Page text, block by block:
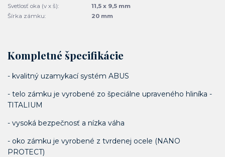
Svetlosť oka (v x š):
11,5 x 9,5 mm
Šírka zámku:
20 mm
Kompletné špecifikácie
- kvalitný uzamykací systém ABUS
- telo zámku je vyrobené zo špeciálne upraveného hliníka -
TITALIUM
- vysoká bezpečnosť a nízka váha
- oko zámku je vyrobené z tvrdenej ocele (NANO
PROTECT)